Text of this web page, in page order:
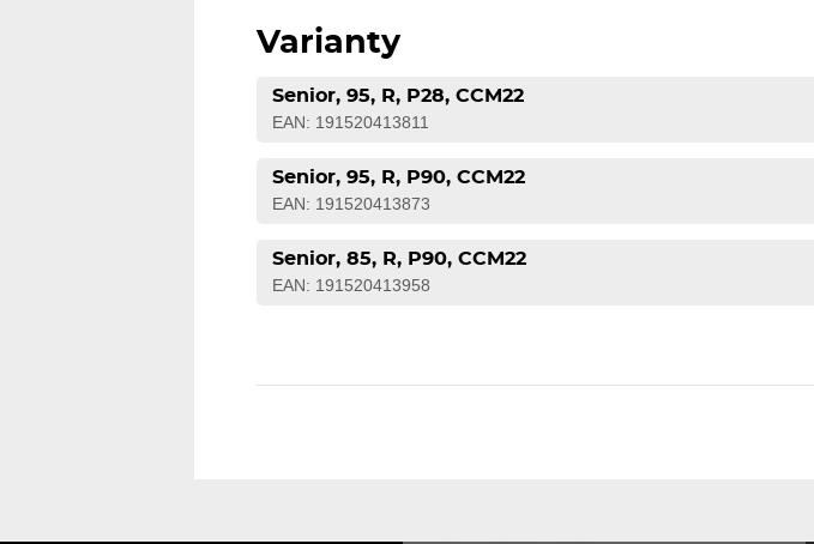
Varianty
Senior, 95, R, P28, CCM22
EAN: 191520413811
Senior, 95, R, P90, CCM22
EAN: 191520413873
Senior, 85, R, P90, CCM22
EAN: 191520413958